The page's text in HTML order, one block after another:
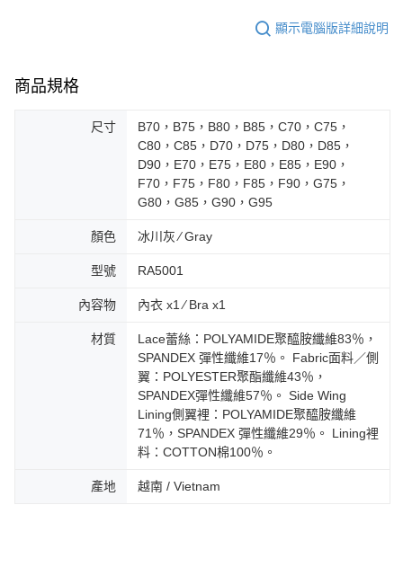
顯示電腦版詳細說明
商品規格
尺寸
B70，B75，B80，B85，C70，C75，
C80，C85，D70，D75，D80，D85，
D90，E70，E75，E80，E85，E90，
F70，F75，F80，F85，F90，G75，
G80，G85，G90，G95
顏色 冰川灰 ∕ Gray
型號 RA5001
內容物 內衣 x1 ∕ Bra x1
材質
Lace蕾絲：POLYAMIDE聚醯胺纖維83％，
SPANDEX 彈性纖維17％。 Fabric面料／側
翼：POLYESTER聚酯纖維43％，
SPANDEX彈性纖維57％。 Side Wing
Lining側翼裡：POLYAMIDE聚醯胺纖維
71％，SPANDEX 彈性纖維29％。 Lining裡
料：COTTON棉100％。
產地 越南 / Vietnam